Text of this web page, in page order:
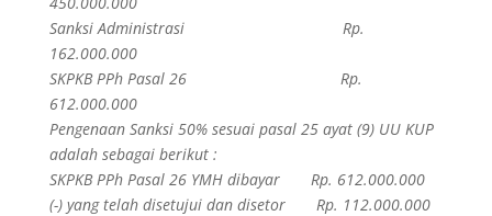
Sanksi Administrasi Rp.
162.000.000
SKPKB PPh Pasal 26 Rp.
612.000.000
Pengenaan Sanksi 50% sesuai pasal 25 ayat (9) UU KUP
adalah sebagai berikut :
SKPKB PPh Pasal 26 YMH dibayar Rp. 612.000.000
(-) yang telah disetujui dan disetor Rp. 112.000.000